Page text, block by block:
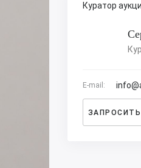
Куратор
E-mail: